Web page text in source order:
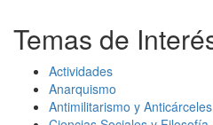
Temas de
Actividades
Anarquismo
Antimilitarismo y Anticárceles